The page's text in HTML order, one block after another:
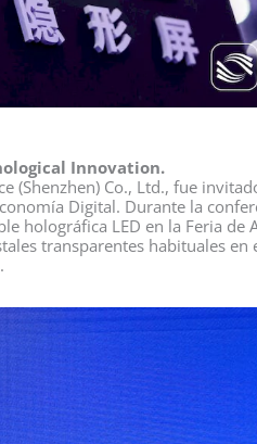
Innovation.
(Shenzhen) Co., Ltd., fue
Digital. Durante la
holográfica LED en la Feria de
transparentes habituales en